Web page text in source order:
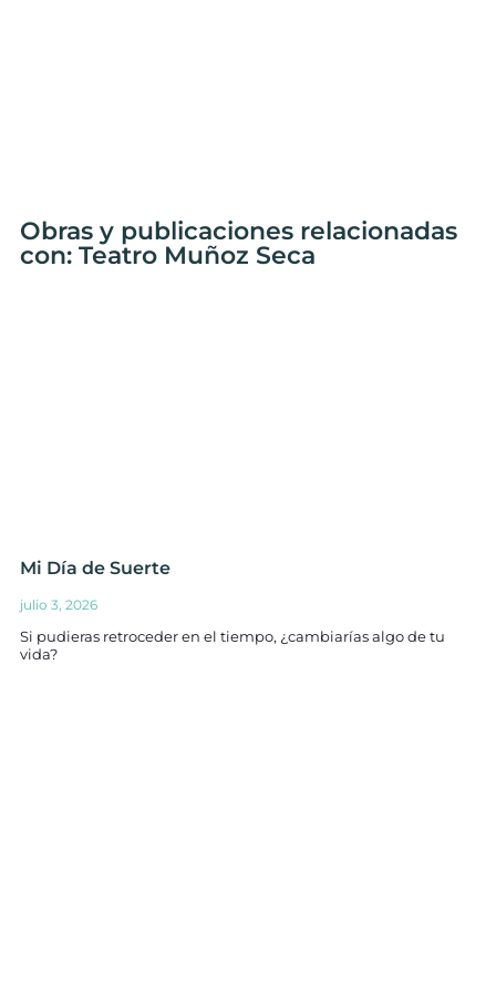
Obras y publicaciones relacionadas
con: Teatro Muñoz Seca
Mi Día de Suerte
julio 3, 2026
Si pudieras retroceder en el tiempo, ¿cambiarías algo de tu
vida?